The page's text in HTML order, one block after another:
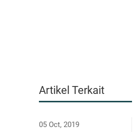
Artikel Terkait
05 Oct, 2019